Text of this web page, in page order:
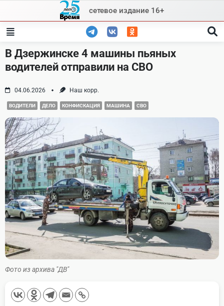
content
сетевое издание 16+
В Дзержинске 4 машины пьяных
водителей отправили на СВО
04.06.2026 Наш корр.
ВОДИТЕЛИ ДЕЛО КОНФИСКАЦИЯ МАШИНА СВО
Фото из архива "ДВ"